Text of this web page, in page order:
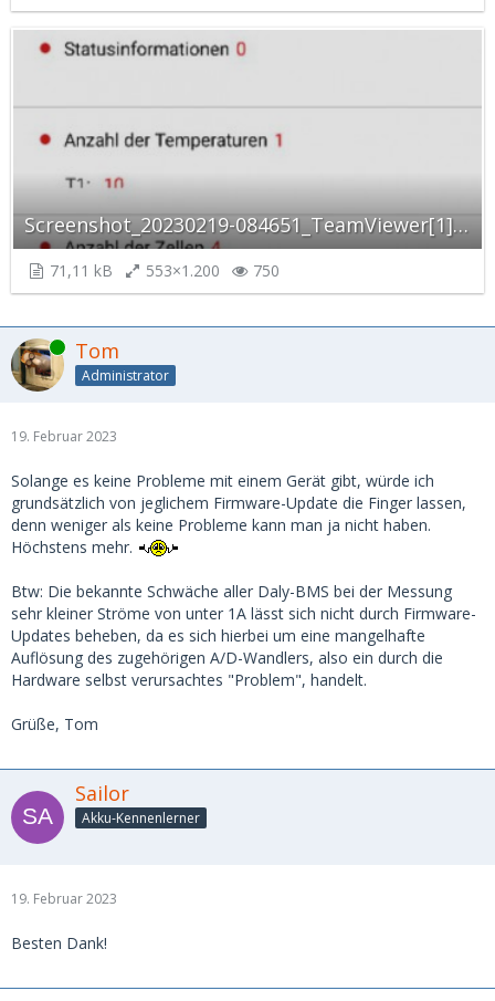
Screenshot_20230219-084651_TeamViewer[1]_autoscaled.jpg
71,11 kB 553×1.200 750
Online Tom
Administrator
19. Februar 2023
Solange es keine Probleme mit einem Gerät gibt, würde ich
grundsätzlich von jeglichem Firmware-Update die Finger lassen,
denn weniger als keine Probleme kann man ja nicht haben.
Höchstens mehr.
Btw: Die bekannte Schwäche aller Daly-BMS bei der Messung
sehr kleiner Ströme von unter 1A lässt sich nicht durch Firmware-
Updates beheben, da es sich hierbei um eine mangelhafte
Auflösung des zugehörigen A/D-Wandlers, also ein durch die
Hardware selbst verursachtes "Problem", handelt.
Grüße, Tom
Sailor
Akku-Kennenlerner
19. Februar 2023
Besten Dank!